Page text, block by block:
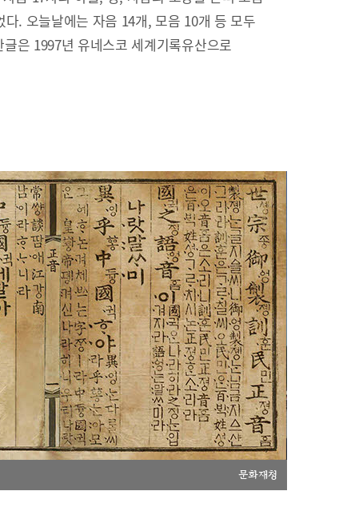
. 오늘날에는 자음 14개, 모음 10개 등 모두
은 1997년 유네스코 세계기록유산으로
문화재청